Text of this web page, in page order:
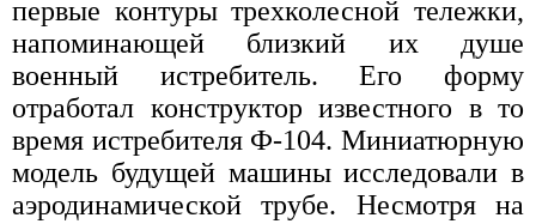
первые контуры трехколесной тележки,
напоминающей близкий их душе
военный истребитель. Его форму
отработал конструктор известного в то
время истребителя Ф-104. Миниатюрную
модель будущей машины исследовали в
аэродинамической трубе. Несмотря на